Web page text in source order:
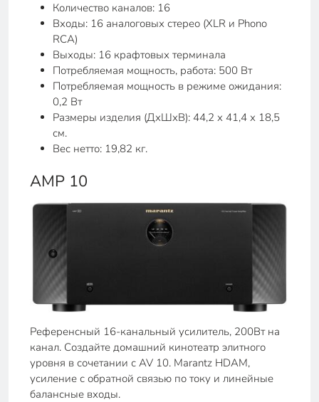
Количество каналов: 16
Входы: 16 аналоговых стерео (XLR и Phono
RCA)
Выходы: 16 крафтовых терминала
Потребляемая мощность, работа: 500 Вт
Потребляемая мощность в режиме ожидания:
0,2 Вт
Размеры изделия (ДхШхВ): 44,2 х 41,4 х 18,5
см.
Вес нетто: 19,82 кг.
AMP 10
Референсный 16-канальный усилитель, 200Вт на
канал. Создайте домашний кинотеатр элитного
уровня в сочетании с AV 10. Marantz HDAM,
усиление с обратной связью по току и линейные
балансные входы.